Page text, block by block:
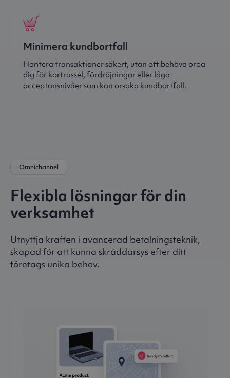
Minimera kundbortfall
Hantera transaktioner säkert, utan att behöva oroa
dig för kortrassel, fördröjningar eller låga
acceptansnivåer som kan orsaka kundbortfall.
Omnichannel
Flexibla lösningar för din
verksamhet
Utnyttja kraften i avancerad betalningsteknik,
skapad för att kunna skräddarsys efter ditt
företags unika behov.